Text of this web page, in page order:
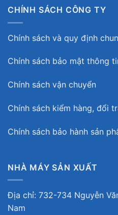
CHÍNH SÁCH CÔNG TY
Chính sách và quy định
Chính sách bảo mật thông
Chính sách vận chuyển
Chính sách kiểm hàng, đổi
Chính sách bảo hành sản
NHÀ MÁY SẢN XUẤT
Địa chỉ: 732-734 Nguyễn
Nam